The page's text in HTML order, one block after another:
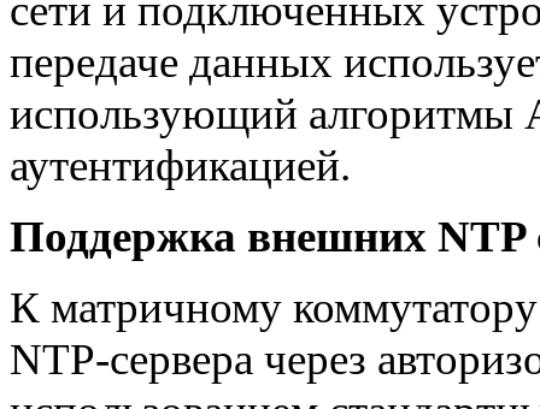
сети и подключенных
передаче данных
использующий алгоритмы
аутентификацией.
Поддержка внешних NTP
К матричному
NTP-сервера через